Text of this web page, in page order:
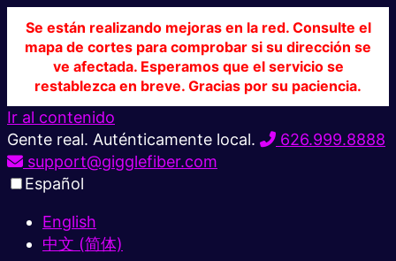
Se están realizando mejoras en la red. Consulte el
mapa de cortes para comprobar si su dirección se
ve afectada. Esperamos que el servicio se
restablezca en breve. Gracias por su paciencia.
Ir al contenido
Gente real. Auténticamente local.
626.999.8888
support@gigglefiber.com
Español
English
中文 (简体)